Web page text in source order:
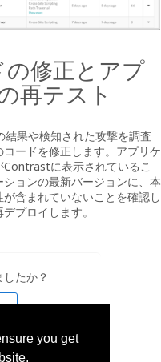
you get
修正とアプ
再テスト
果や検知された攻撃を調査
ードを修正します。アプリケ
に表示されているこ
ョンの最新バージョンに、本
含まれていないことを確認し
プロイします。
たか？